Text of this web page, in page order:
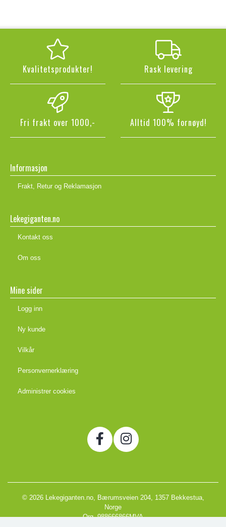
Kvalitetsprodukter! Rask levering
Fri frakt over 1000,- Alltid 100% fornøyd!
Informasjon
Frakt, Retur og Reklamasjon
Lekegiganten.no
Kontakt oss
Om oss
Mine sider
Logg inn
Ny kunde
Vilkår
Personvernerklæring
Administrer cookies
© 2026 Lekegiganten.no, Bærumsveien 204, 1357 Bekkestua,
Norge
Org. 988666866MVA